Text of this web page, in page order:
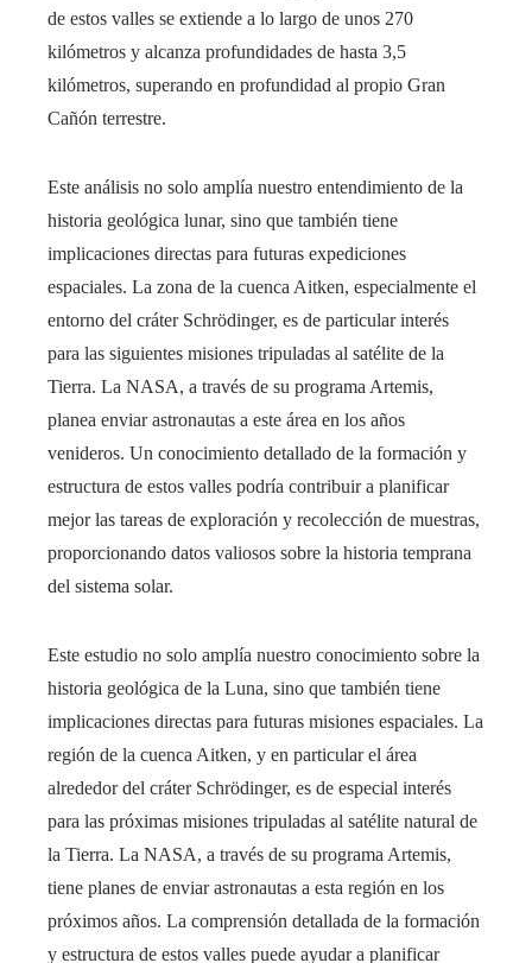
de estos valles se extiende a lo largo de unos 270
kilómetros y alcanza profundidades de hasta 3,5
kilómetros, superando en profundidad al propio Gran
Cañón terrestre.
Este análisis no solo amplía nuestro entendimiento de la
historia geológica lunar, sino que también tiene
implicaciones directas para futuras expediciones
espaciales. La zona de la cuenca Aitken, especialmente el
entorno del cráter Schrödinger, es de particular interés
para las siguientes misiones tripuladas al satélite de la
Tierra. La NASA, a través de su programa Artemis,
planea enviar astronautas a este área en los años
venideros. Un conocimiento detallado de la formación y
estructura de estos valles podría contribuir a planificar
mejor las tareas de exploración y recolección de muestras,
proporcionando datos valiosos sobre la historia temprana
del sistema solar.
Este estudio no solo amplía nuestro conocimiento sobre la
historia geológica de la Luna, sino que también tiene
implicaciones directas para futuras misiones espaciales. La
región de la cuenca Aitken, y en particular el área
alrededor del cráter Schrödinger, es de especial interés
para las próximas misiones tripuladas al satélite natural de
la Tierra. La NASA, a través de su programa Artemis,
tiene planes de enviar astronautas a esta región en los
próximos años. La comprensión detallada de la formación
y estructura de estos valles puede ayudar a planificar